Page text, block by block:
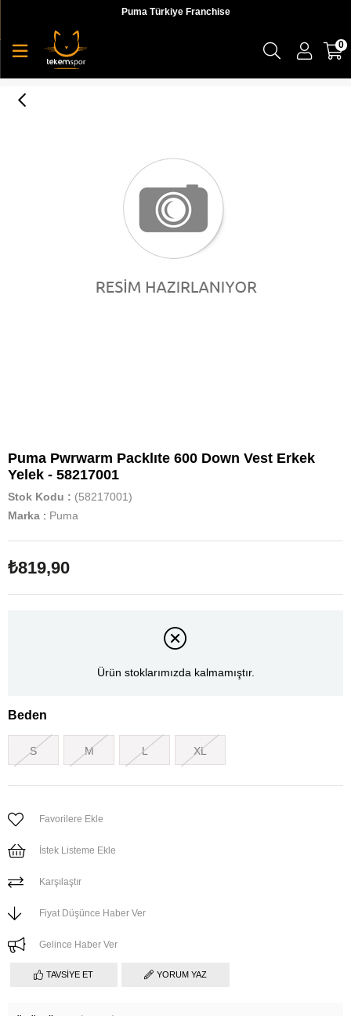
Puma Türkiye Franchise
0
Puma Pwrwarm Packlıte 600 Down Vest Erkek
Yelek - 58217001
Stok Kodu
(58217001)
Marka : Puma
₺819,90
Ürün stoklarımızda kalmamıştır.
Beden
S M L XL
Favorilere Ekle
İstek Listeme Ekle
Karşılaştır
Fiyat Düşünce Haber Ver
Gelince Haber Ver
TAVSIYE ET YORUM YAZ